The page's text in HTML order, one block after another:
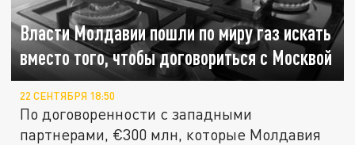
Власти Молдавии пошли по миру газ искать
вместо того, чтобы договориться с Москвой
22 СЕНТЯБРЯ 18:50
По договоренности с западными
партнерами, €300 млн, которые Молдавия